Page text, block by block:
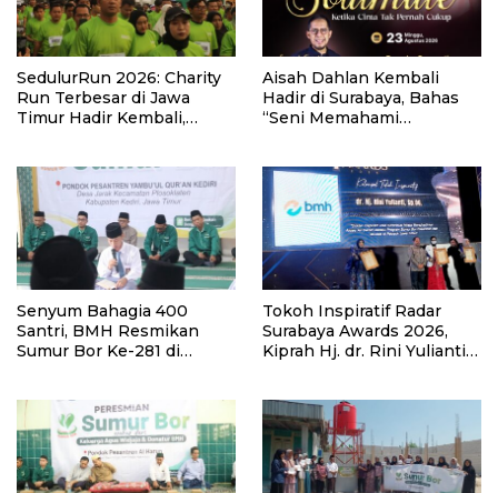
SedulurRun 2026: Charity
Run Terbesar di Jawa
Timur Hadir Kembali,
Santri dan Guru Honorer
Aisah Dahlan Kembali
Hadir di Surabaya, Bahas
“Seni Memahami
Senyum Bahagia 400
Santri, BMH Resmikan
Sumur Bor Ke-281 di
Tokoh Inspiratif Radar
Surabaya Awards 2026,
Kiprah Hj. dr. Rini Yulianti